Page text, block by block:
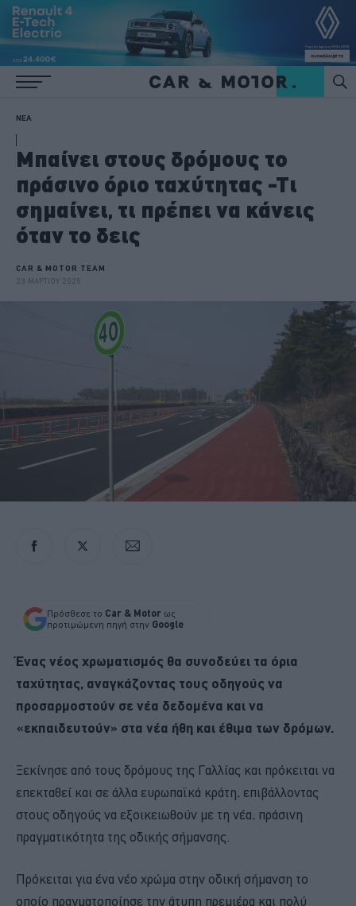
ΝΕΑ
Μπαίνει στους δρόμους το
πράσινο όριο ταχύτητας -Τι
σημαίνει, τι πρέπει να κάνεις
όταν το δεις
CAR & MOTOR TEAM
23 ΜΑΡΤΙΟΥ 2025
Πρόσθεσε το Car & Motor ως
προτιμώμενη πηγή στην Google
Ένας νέος χρωματισμός θα συνοδεύει τα όρια
ταχύτητας, αναγκάζοντας τους οδηγούς να
προσαρμοστούν σε νέα δεδομένα και να
«εκπαιδευτούν» στα νέα ήθη και έθιμα των δρόμων.
Ξεκίνησε από τους δρόμους της Γαλλίας και πρόκειται να
επεκταθεί και σε άλλα ευρωπαϊκά κράτη, επιβάλλοντας
στους οδηγούς να εξοικειωθούν με τη νέα, πράσινη
πραγματικότητα της οδικής σήμανσης.
Πρόκειται για ένα νέο χρώμα στην οδική σήμανση το
οποίο πραγματοποίησε την άτυπη πρεμιέρα και πολύ